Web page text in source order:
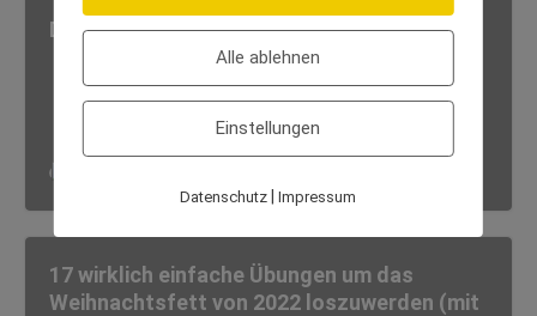
Dauerhaft abnehmen mit Kraftsport
17 wirklich einfache Übungen um das
Weihnachtsfett von 2022 loszuwerden (mit
Alle ablehnen
Einstellungen
Datenschutz |Impressum